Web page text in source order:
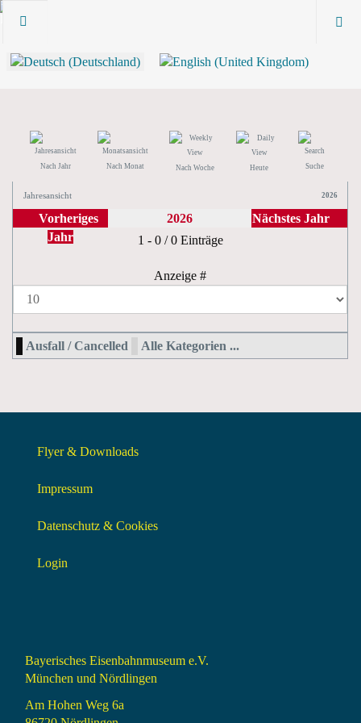
Nach Jahr Nach Monat Nach Woche Heute Suche
Jahresansicht 2026
Vorheriges
Jahr
2026
Nächstes Jahr
Limite der Paginierungsliste
1 - 0 / 0 Einträge
Anzeige #
Ausfall / Cancelled Alle Kategorien ...
Flyer & Downloads
Impressum
Datenschutz & Cookies
Login
Bayerisches Eisenbahnmuseum e.V.
München und Nördlingen
Am Hohen Weg 6a